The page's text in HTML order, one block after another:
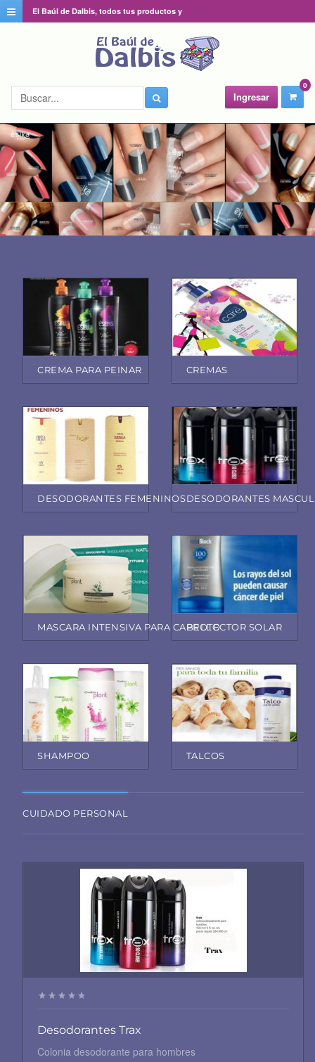
El Baúl de Dalbis, todos tus productos y
0
Ingresar
CREMA PARA PEINAR CREMAS
DESODORANTES FEMENINOSDESODORANTES
MASCARA INTENSIVA PARA CABELLOPROTECTOR SOLAR
SHAMPOO TALCOS
CUIDADO PERSONAL
Desodorantes Trax
Colonia desodorante para hombres